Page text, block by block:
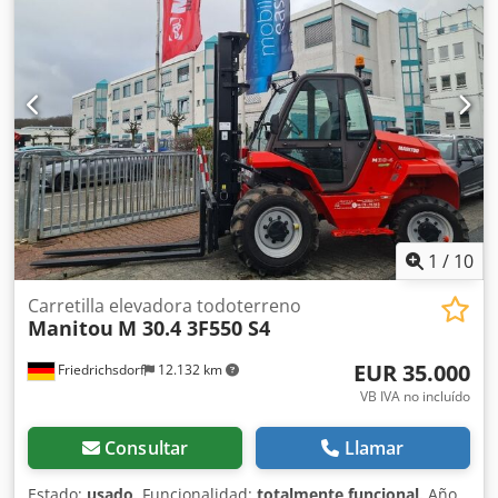
funcionamiento preciso y suave. Esta máquina garantiza
un aumento diario de la productividad. Para realizar
maniobras eficientes, el MSI 30 cuenta con un eje de
dirección con cilindro integrado, que le proporciona un
radio de giro muy reducido. Gracias a la gran variedad de
implementos disponibles, el MSI 30 es extremadamente
versátil y adecuado para levantar, cargar, descargar y
almacenar cargas largas. Tiene una capacidad de
elevación de 3,0 t. Deslizador lateral, 3.ª válvula, cabina
semicerada, elevación de mástil de altura total, certificado
CE.
1 / 10
Friedrichsdorf 12.132 km
Carretilla elevadora todoterreno
Manitou M 30.4 3F550 S4
EUR 35.000
VB IVA no incluído
Consultar Llamar